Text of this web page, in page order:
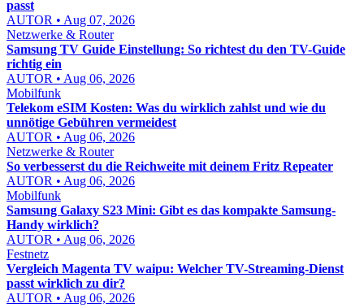
passt
AUTOR • Aug 07, 2026
Netzwerke & Router
Samsung TV Guide Einstellung: So richtest du den TV-Guide
richtig ein
AUTOR • Aug 06, 2026
Mobilfunk
Telekom eSIM Kosten: Was du wirklich zahlst und wie du
unnötige Gebühren vermeidest
AUTOR • Aug 06, 2026
Netzwerke & Router
So verbesserst du die Reichweite mit deinem Fritz Repeater
AUTOR • Aug 06, 2026
Mobilfunk
Samsung Galaxy S23 Mini: Gibt es das kompakte Samsung-
Handy wirklich?
AUTOR • Aug 06, 2026
Festnetz
Vergleich Magenta TV waipu: Welcher TV-Streaming-Dienst
passt wirklich zu dir?
AUTOR • Aug 06, 2026